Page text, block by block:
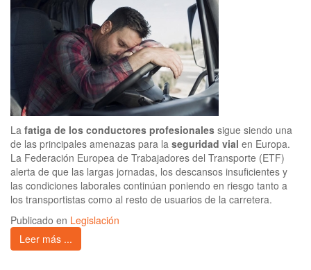
La fatiga de los conductores profesionales sigue siendo una
de las principales amenazas para la seguridad vial en Europa.
La Federación Europea de Trabajadores del Transporte (ETF)
alerta de que las largas jornadas, los descansos insuficientes y
las condiciones laborales continúan poniendo en riesgo tanto a
los transportistas como al resto de usuarios de la carretera.
Publicado en Legislación
Leer más ...